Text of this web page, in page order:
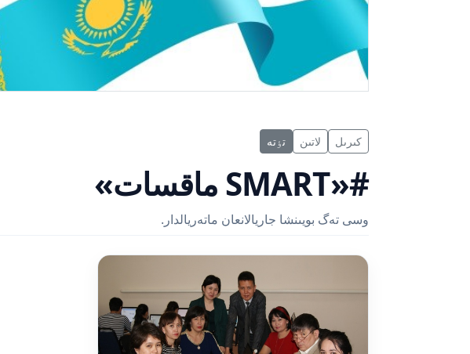
كىرىل لاتىن تٶتە
#«SMART ماقسات»
وسى تەگ بويىنشا جاريالانعان ماتەريالدار.